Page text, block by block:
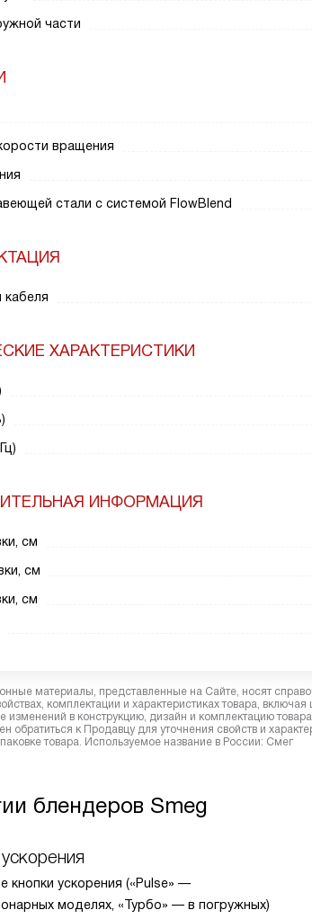
части
вращения
стали с системой FlowBlend
кабеля
ХАРАКТЕРИСТИКИ
ИНФОРМАЦИЯ
см
см
см
материалы, представленные на Сайте, носят
комплектации и характеристиках товара,
изменений в конструкцию, дизайн и комплектацию
обратиться к Продавцу для уточнения свойств и
товара. Используемое название в России: Смег
блендеров Smeg
кнопки ускорения («Pulse» —
моделях, «Турбо» — в погружных)